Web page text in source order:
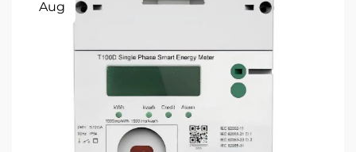
Aug